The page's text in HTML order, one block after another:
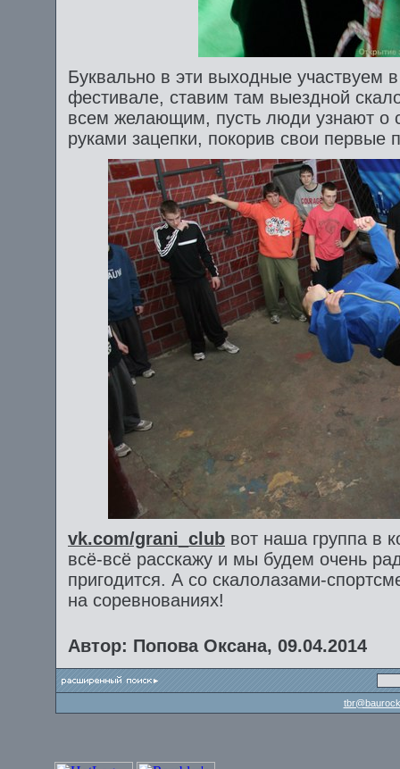
Буквально в эти выходные участвуем
фестивале, ставим там выездной
всем желающим, пусть люди узнают о
руками зацепки, покорив свои первые
vk.com/grani_club вот наша группа в
всё-всё расскажу и мы будем очень
пригодится. А со скалолазами-
на соревнованиях!
Автор: Попова Оксана, 09.04.2014